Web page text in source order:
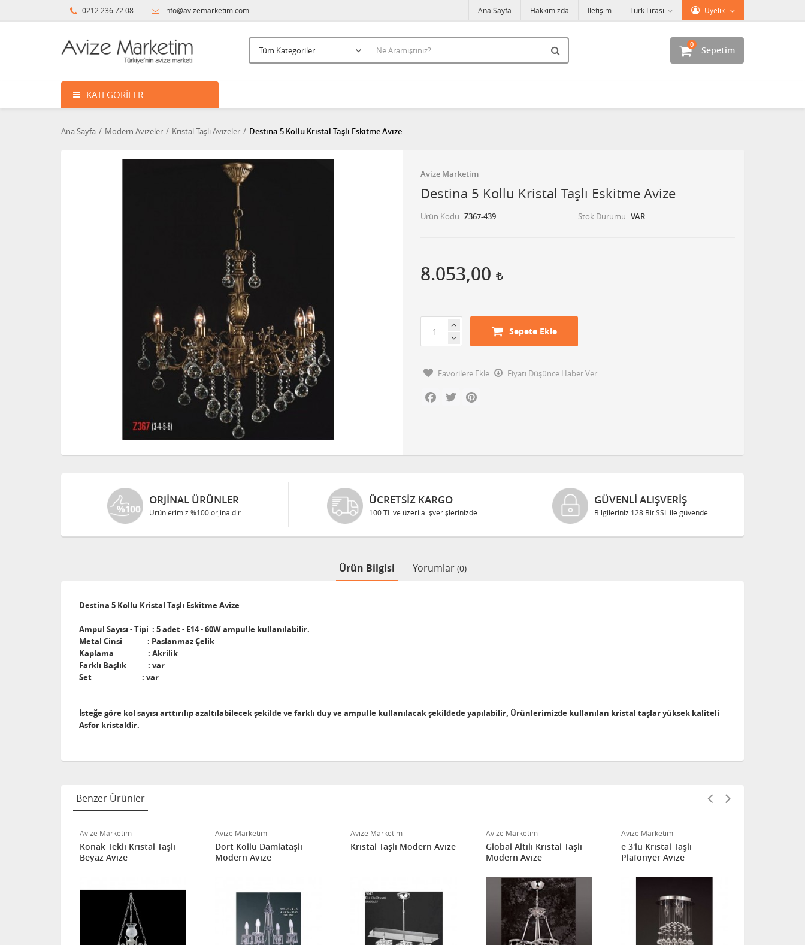
0212 236 72 08 info@avizemarketim.com Üyelik
Türk Lirası
Ana Sayfa Hakkımızda İletişim
Sepetim
0
KATEGORILER
Ana Sayfa Modern Avizeler Kristal Taşlı Avizeler Destina 5 Kollu Kristal Taşlı Eskitme Avize
Avize Marketim
Destina 5 Kollu Kristal Taşlı Eskitme Avize
Ürün Kodu Z367-439 Stok Durumu VAR
8.053,00
Sepete Ekle
Favorilere Ekle
Fiyatı Düşünce Haber Ver
Facebook
Twitter
ORJINAL ÜRÜNLER
Ürünlerimiz %100 orjinaldir.
ÜCRETSIZ KARGO
100 TL ve üzeri alışverişlerinizde
GÜVENLI ALIŞVERIŞ
Bilgileriniz 128 Bit SSL ile güvende
Ürün Bilgisi Yorumlar (0)
Destina 5 Kollu Kristal Taşlı Eskitme Avize
Ampul Sayısı - Tipi : 5 adet - E14 - 60W ampulle kullanılabilir.
Metal Cinsi : Paslanmaz Çelik
Kaplama : Akrilik
Farklı Başlık : var
Set : var
İsteğe göre kol sayısı arttırılıp azaltılabilecek şekilde ve farklı duy ve ampulle kullanılacak şekildede yapılabilir, Ürünlerimizde kullanılan kristal taşlar yüksek kaliteli
Asfor kristaldir.
Benzer Ürünler
Avize Marketim
Konak Tekli Kristal Taşlı
Beyaz Avize
Avize Marketim
Dört Kollu Damlataşlı
Modern Avize
Avize Marketim
Kristal Taşlı Modern Avize
Avize Marketim
Global Altılı Kristal Taşlı
Modern Avize
Avize Marketim
e 3'lü Kristal Taşlı
Plafonyer Avize